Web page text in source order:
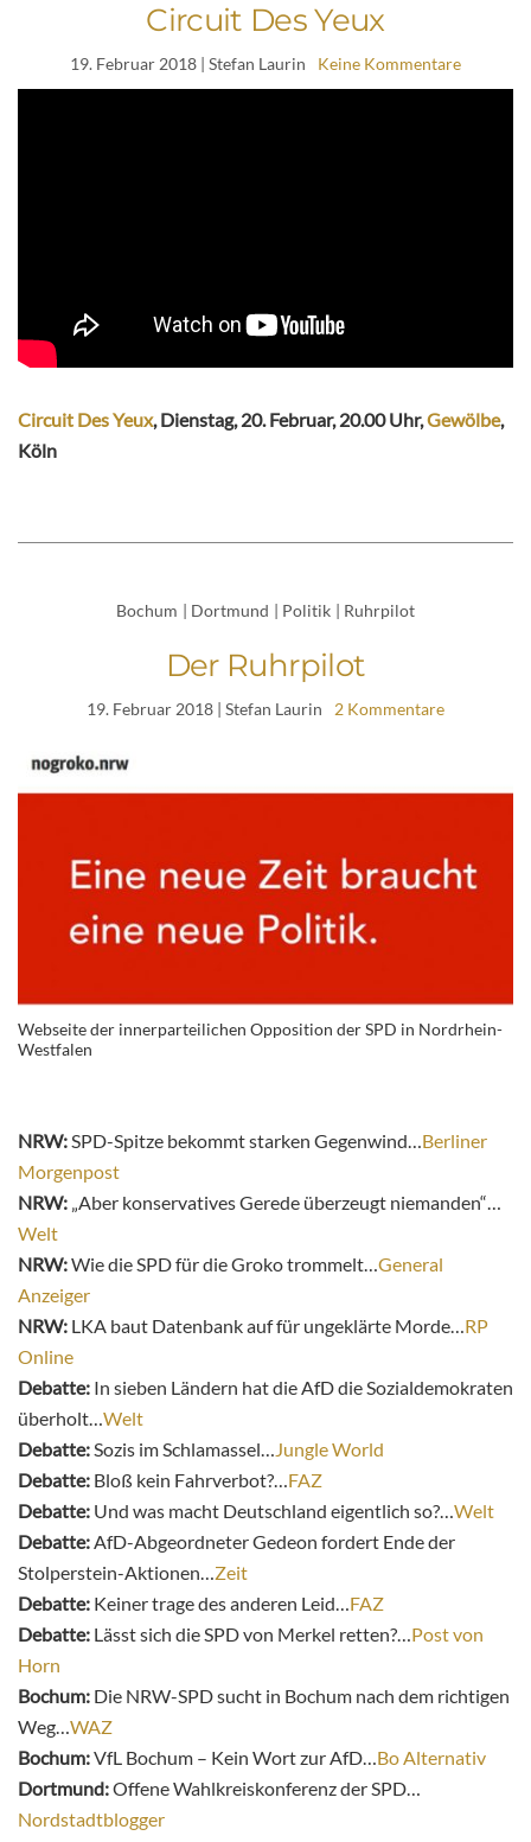
Circuit Des Yeux
19. Februar 2018 | Stefan Laurin Keine Kommentare
Circuit Des Yeux, Dienstag, 20. Februar, 20.00 Uhr,Gewölbe,
Köln
Bochum | Dortmund | Politik | Ruhrpilot
Der Ruhrpilot
19. Februar 2018 | Stefan Laurin 2 Kommentare
Webseite der innerparteilichen Opposition der SPD in Nordrhein-
Westfalen
NRW:SPD-Spitze bekommt starken Gegenwind…Berliner
Morgenpost
NRW: „Aber konservatives Gerede überzeugt niemanden“…
Welt
NRW:Wie die SPD für die Groko trommelt…General
Anzeiger
NRW: LKA baut Datenbank auf für ungeklärte Morde…RP
Online
Debatte: In sieben Ländern hat die AfD die Sozialdemokraten
überholt…Welt
Debatte:Sozis im Schlamassel…Jungle World
Debatte: Bloß kein Fahrverbot?…FAZ
Debatte: Und was macht Deutschland eigentlich so?…Welt
Debatte:AfD-Abgeordneter Gedeon fordert Ende der
Stolperstein-Aktionen…Zeit
Debatte: Keiner trage des anderen Leid…FAZ
Debatte: Lässt sich die SPD von Merkel retten?…Post von
Horn
Bochum: Die NRW-SPD sucht in Bochum nach dem richtigen
Weg…WAZ
Bochum:VfL Bochum – Kein Wort zur AfD…Bo Alternativ
Dortmund:Offene Wahlkreiskonferenz der SPD…
Nordstadtblogger